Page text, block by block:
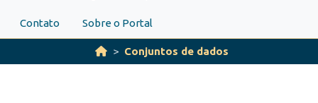
Contato Sobre o Portal
Conjuntos de dados